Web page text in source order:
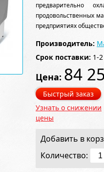
предварительно
продовольственных
предприятиях
Производитель:
Срок поставки: 1-
Цена: 84
Быстрый заказ
Узнать о снижении
цены
Добавить в
Количество: